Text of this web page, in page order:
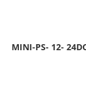
MINI-PS- 12-